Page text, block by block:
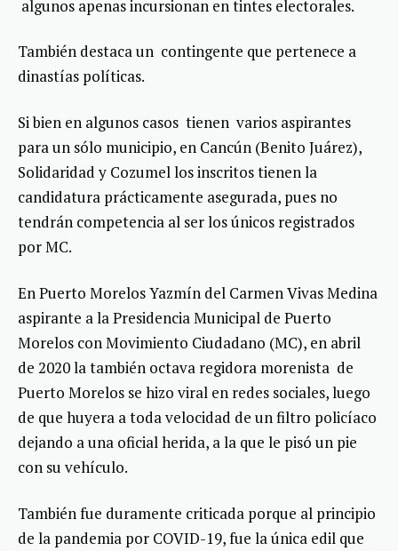
algunos apenas incursionan en tintes electorales.
También destaca un contingente que pertenece a
dinastías políticas.
Si bien en algunos casos tienen varios aspirantes
para un sólo municipio, en Cancún (Benito Juárez),
Solidaridad y Cozumel los inscritos tienen la
candidatura prácticamente asegurada, pues no
tendrán competencia al ser los únicos registrados
por MC.
En Puerto Morelos Yazmín del Carmen Vivas Medina
aspirante a la Presidencia Municipal de Puerto
Morelos con Movimiento Ciudadano (MC), en abril
de 2020 la también octava regidora morenista de
Puerto Morelos se hizo viral en redes sociales, luego
de que huyera a toda velocidad de un filtro policíaco
dejando a una oficial herida, a la que le pisó un pie
con su vehículo.
También fue duramente criticada porque al principio
de la pandemia por COVID-19, fue la única edil que